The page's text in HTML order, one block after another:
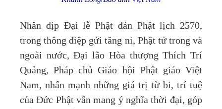
Nhân dịp Đại lễ Phật đản Phật lịch 2570,
trong thông điệp gửi tăng ni, Phật tử trong và
ngoài nước, Đại lão Hòa thượng Thích Trí
Quảng, Pháp chủ Giáo hội Phật giáo Việt
Nam, nhấn mạnh những giá trị từ bi, trí tuệ
của Đức Phật vẫn mang ý nghĩa thời đại, góp